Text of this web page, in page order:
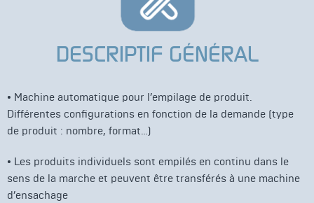
DESCRIPTIF GÉNÉRAL
• Machine automatique pour l’empilage de produit.
Différentes configurations en fonction de la demande (type
de produit : nombre, format…)
• Les produits individuels sont empilés en continu dans le
sens de la marche et peuvent être transférés à une machine
d’ensachage